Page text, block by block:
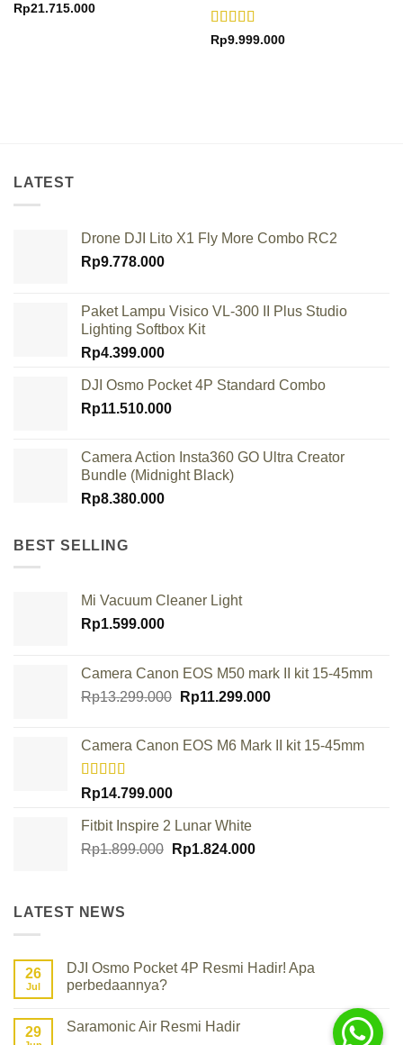
Rp21.715.000
Rated4.75
Rp9.999.000
LATEST
Drone DJI Lito X1 Fly More Combo RC2
Rp9.778.000
Paket Lampu Visico VL-300 II Plus Studio
Lighting Softbox Kit
Rp4.399.000
DJI Osmo Pocket 4P Standard Combo
Rp11.510.000
Camera Action Insta360 GO Ultra Creator
Bundle (Midnight Black)
Rp8.380.000
BEST SELLING
Mi Vacuum Cleaner Light
Rp1.599.000
Camera Canon EOS M50 mark II kit 15-45mm
Rp13.299.000 Original
Rp13.299.000.
Rp11.299.000Current
Rp11.299.000.
Camera Canon EOS M6 Mark II kit 15-45mm
Rated
4.00
of 5
Rp14.799.000
Fitbit Inspire 2 Lunar White
Rp1.899.000 Original
Rp1.824.000Current
LATEST NEWS
26
Jul
DJI Osmo Pocket 4P Resmi Hadir! Apa
perbedaannya?
on
29 Saramonic Air Resmi Hadir